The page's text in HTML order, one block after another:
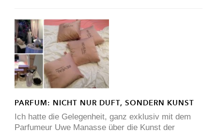
PARFUM: NICHT NUR DUFT, SONDERN KUNST
Ich hatte die Gelegenheit, ganz exklusiv mit dem
Parfumeur Uwe Manasse über die Kunst der